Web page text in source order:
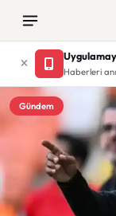
Haberleri
Gündem